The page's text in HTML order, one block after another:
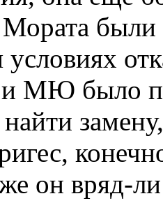
были
условиях
МЮ было
он вряд-ли